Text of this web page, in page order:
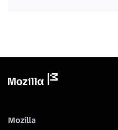
Mozilla